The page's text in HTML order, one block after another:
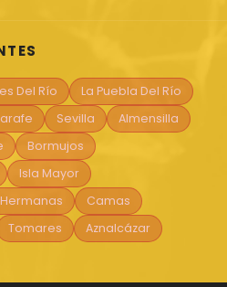
Del Río
La Puebla Del Río
Sevilla
Almensilla
Bormujos
Isla Mayor
Camas
Tomares
Aznalcázar